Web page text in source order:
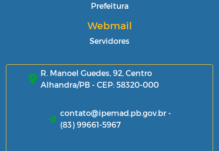
Prefeitura
Webmail
Servidores
R. Manoel Guedes, 92, Centro
Alhandra/PB - CEP: 58320-000
contato@ipemad.pb.gov.br -
(83) 99661-5967